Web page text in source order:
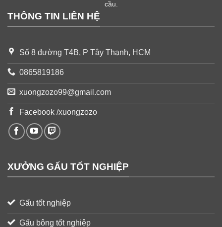
cầu.
THÔNG TIN LIÊN HỆ
Số 8 đường T4B, P Tây Thạnh, HCM
0865819186
xuongzozo99@gmail.com
Facebook /xuongzozo
XƯỞNG GẤU TỐT NGHIỆP
Gấu tốt nghiệp
Gấu bông tốt nghiệp